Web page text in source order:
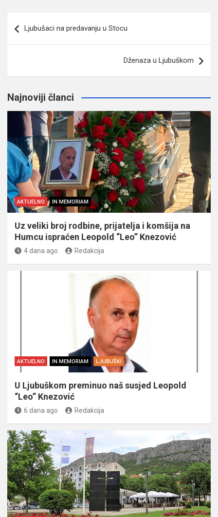
članaka
Ljubušaci na predavanju u Stocu
Dženaza u Ljubuškom
Najnoviji članci
AKTUELNO IN MEMORIAM
Uz veliki broj rodbine, prijatelja i komšija na
Humcu ispraćen Leopold “Leo” Knezović
4 dana ago Redakcija
AKTUELNO IN MEMORIAM LJUBUŠKI
U Ljubuškom preminuo naš susjed Leopold
“Leo” Knezović
6 dana ago Redakcija